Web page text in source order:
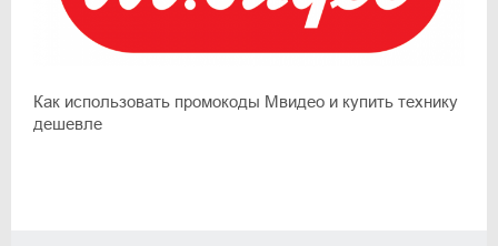
Как использовать промокоды Мвидео и купить технику
дешевле